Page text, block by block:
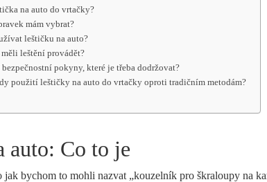
na auto do vrtačky?
mám vybrat?
leštičku na auto?
měli leštění provádět?
pokyny, které je třeba dodržovat?
použití leštičky na auto do vrtačky oproti tradičním metodám?
auto: Co to je
jak bychom to mohli nazvat „kouzelník pro škraloupy na